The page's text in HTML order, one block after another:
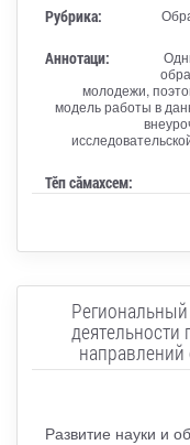
Рубрика:
Аннотаци:
молодежи,
модель работы в
Тӗп сӑмахсем:
деятельности
направлений
Развитие науки и